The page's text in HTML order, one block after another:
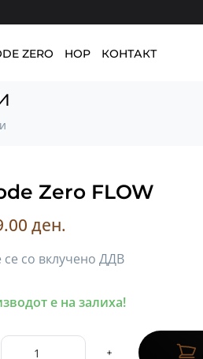
ZERO HOP КОНТАКТ
Zero FLOW
ден.
се со вклучено ДДВ
е на залиха!
+